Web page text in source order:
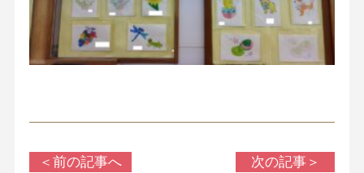
＜前の記事へ 次の記事＞